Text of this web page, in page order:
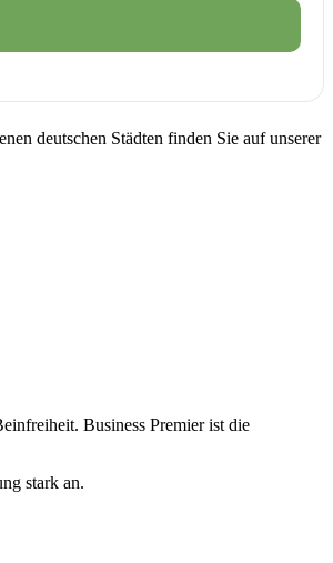
deutschen Städten finden Sie auf unserer
Business Premier ist die
stark an.